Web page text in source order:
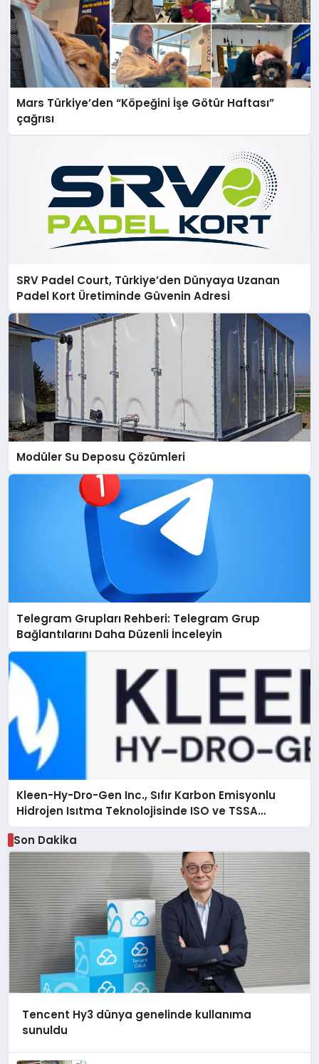
Mars Türkiye’den “Köpeğini İşe Götür Haftası”
çağrısı
SRV Padel Court, Türkiye’den Dünyaya Uzanan
Padel Kort Üretiminde Güvenin Adresi
Modüler Su Deposu Çözümleri
Telegram Grupları Rehberi: Telegram Grup
Bağlantılarını Daha Düzenli İnceleyin
Kleen-Hy-Dro-Gen Inc., Sıfır Karbon Emisyonlu
Hidrojen Isıtma Teknolojisinde ISO ve TSSA
Düzenleyici Onaylarını Aldı
Son Dakika
Tencent Hy3 dünya genelinde kullanıma
sunuldu